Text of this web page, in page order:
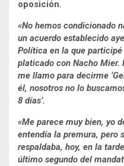
oposición.
«No hemos condicionado
un acuerdo establecido
Política en la que
platicado con Nacho Mier.
me llamo para decirme
él, nosotros no lo
8 días’.
«Me parece muy bien, yo
entendía la premura, pero
respaldaba, hoy, en la
último segundo del